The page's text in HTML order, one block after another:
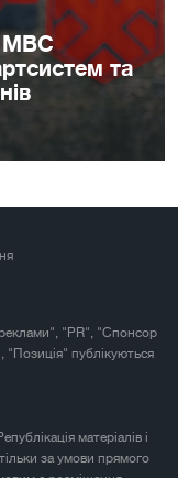
МВС
та
"PR", "Спонсор
публікуються
матеріалів і
за умови прямого